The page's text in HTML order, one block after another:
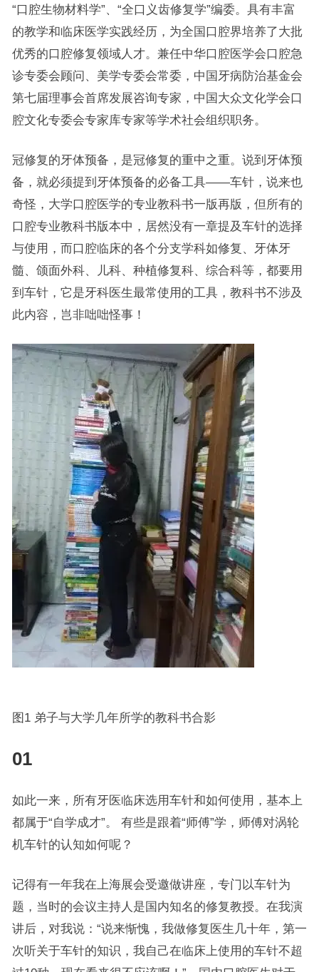
“口腔生物材料学”、“全口义齿修复学”编委。具有丰富
的教学和临床医学实践经历，为全国口腔界培养了大批
优秀的口腔修复领域人才。兼任中华口腔医学会口腔急
诊专委会顾问、美学专委会常委，中国牙病防治基金会
第七届理事会首席发展咨询专家，中国大众文化学会口
腔文化专委会专家库专家等学术社会组织职务。
冠修复的牙体预备，是冠修复的重中之重。说到牙体预
备，就必须提到牙体预备的必备工具——车针，说来也
奇怪，大学口腔医学的专业教科书一版再版，但所有的
口腔专业教科书版本中，居然没有一章提及车针的选择
与使用，而口腔临床的各个分支学科如修复、牙体牙
髓、颌面外科、儿科、种植修复科、综合科等，都要用
到车针，它是牙科医生最常使用的工具，教科书不涉及
此内容，岂非咄咄怪事！
图1 弟子与大学几年所学的教科书合影
01
如此一来，所有牙医临床选用车针和如何使用，基本上
都属于“自学成才”。 有些是跟着“师傅”学，师傅对涡轮
机车针的认知如何呢？
记得有一年我在上海展会受邀做讲座，专门以车针为
题，当时的会议主持人是国内知名的修复教授。在我演
讲后，对我说：“说来惭愧，我做修复医生几十年，第一
次听关于车针的知识，我自己在临床上使用的车针不超